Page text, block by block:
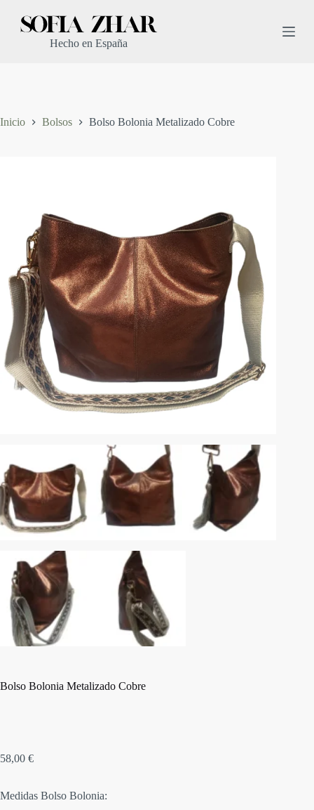
o
Hecho en España
Inicio Bolsos Bolso Bolonia Metalizado Cobre
Bolso Bolonia Metalizado Cobre
58,00 €
Medidas Bolso Bolonia: